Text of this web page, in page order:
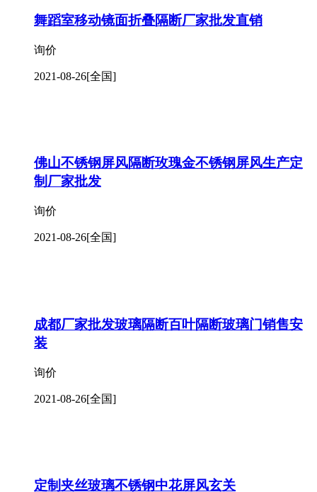
舞蹈室移动镜面折叠隔断厂家批发直销
询价
2021-08-26[全国]
佛山不锈钢屏风隔断玫瑰金不锈钢屏风生产定
制厂家批发
询价
2021-08-26[全国]
成都厂家批发玻璃隔断百叶隔断玻璃门销售安
装
询价
2021-08-26[全国]
定制夹丝玻璃不锈钢中花屏风玄关